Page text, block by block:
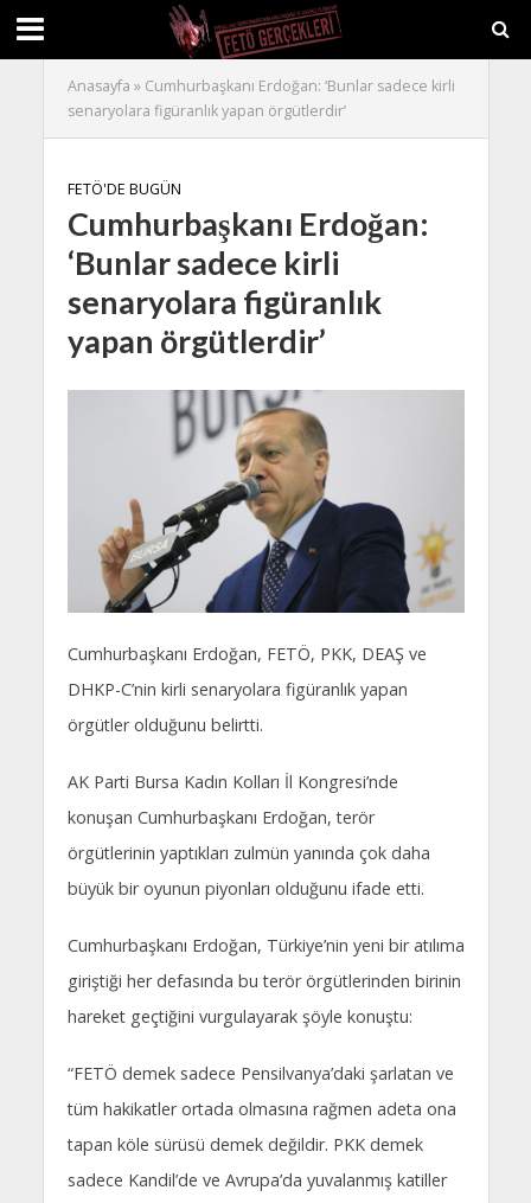
Anasayfa » Cumhurbaşkanı Erdoğan: ‘Bunlar sadece kirli
senaryolara figüranlık yapan örgütlerdir’
FETÖ'DE BUGÜN
Cumhurbaşkanı Erdoğan:
‘Bunlar sadece kirli
senaryolara figüranlık
yapan örgütlerdir’
Cumhurbaşkanı Erdoğan, FETÖ, PKK, DEAŞ ve
DHKP-C’nin kirli senaryolara figüranlık yapan
örgütler olduğunu belirtti.
AK Parti Bursa Kadın Kolları İl Kongresi’nde
konuşan Cumhurbaşkanı Erdoğan, terör
örgütlerinin yaptıkları zulmün yanında çok daha
büyük bir oyunun piyonları olduğunu ifade etti.
Cumhurbaşkanı Erdoğan, Türkiye’nin yeni bir atılıma
giriştiği her defasında bu terör örgütlerinden birinin
hareket geçtiğini vurgulayarak şöyle konuştu:
“FETÖ demek sadece Pensilvanya’daki şarlatan ve
tüm hakikatler ortada olmasına rağmen adeta ona
tapan köle sürüsü demek değildir. PKK demek
sadece Kandil’de ve Avrupa’da yuvalanmış katiller